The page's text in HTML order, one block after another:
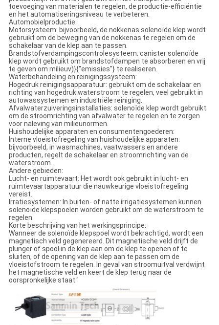
toevoeging van materialen te regelen, de productie-efficiëntie
en het automatiseringsniveau te verbeteren.
Automobielproductie:
Motorsysteem: bijvoorbeeld, de nokkenas solenoïde klep wordt
gebruikt om de beweging van de nokkenas te regelen om de
schakelaar van de klep aan te passen.
Brandstofverdampingscontrolesysteem: canister solenoïde
klep wordt gebruikt om brandstofdampen te absorberen en vrij
te geven om milieuv)}{"emissies"} te realiseren.
Waterbehandeling en reinigingssysteem:
Hogedruk reinigingsapparatuur: gebruikt om de schakelaar en
richting van hogedruk waterstroom te regelen, veel gebruikt in
autowassystemen en industriële reiniging.
Afvalwaterzuiveringsinstallaties: solenoïde klep wordt gebruikt
om de stroomrichting van afvalwater te regelen en te zorgen
voor naleving van milieunormen.
Huishoudelijke apparaten en consumentengoederen:
Interne vloeistofregeling van huishoudelijke apparaten:
bijvoorbeeld, in wasmachines, vaatwassers en andere
producten, regelt de schakelaar en stroomrichting van de
waterstroom.
Andere gebieden:
Lucht- en ruimtevaart: Het wordt ook gebruikt in lucht- en
ruimtevaartapparatuur die nauwkeurige vloeistofregeling
vereist.
Irratiesystemen: In buiten- of natte irrigatiesystemen kunnen
solenoïde klepspoelen worden gebruikt om de waterstroom te
regelen.
Korte beschrijving van het werkingsprincipe:
Wanneer de solenoïde klepspoel wordt bekrachtigd, wordt een
magnetisch veld gegenereerd. Dit magnetische veld drijft de
plunger of spool in de klep aan om de klep te openen of te
sluiten, of de opening van de klep aan te passen om de
vloeistofstroom te regelen. In geval van stroomuitval verdwijnt
het magnetische veld en keert de klep terug naar de
oorspronkelijke staat.‘